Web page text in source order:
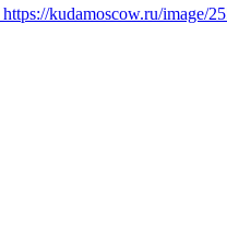
https://kudamoscow.ru/image/